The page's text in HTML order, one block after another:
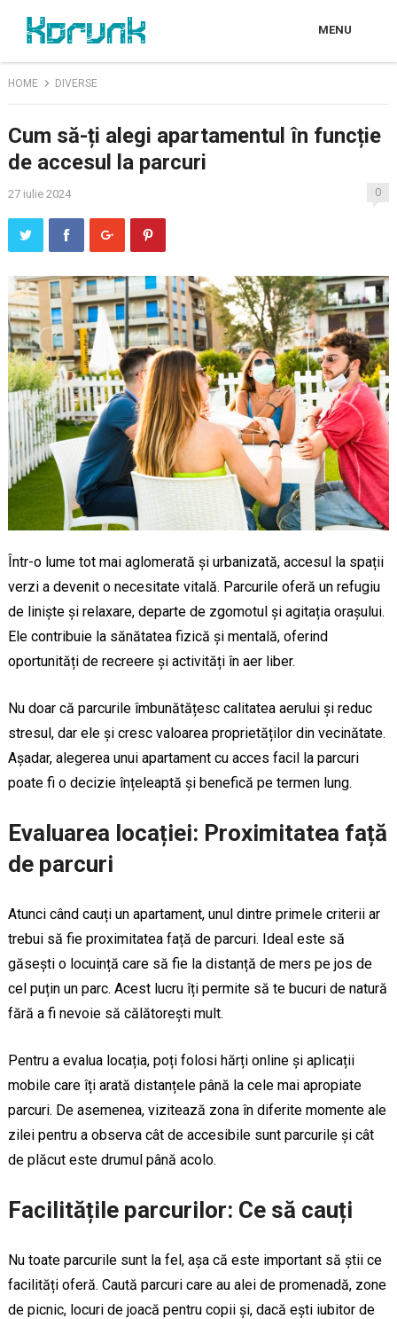
MENU
HOME DIVERSE
Cum să-ți alegi apartamentul în funcție
de accesul la parcuri
27 iulie 2024 0
Într-o lume tot mai aglomerată și urbanizată, accesul la spații
verzi a devenit o necesitate vitală. Parcurile oferă un refugiu
de liniște și relaxare, departe de zgomotul și agitația orașului.
Ele contribuie la sănătatea fizică și mentală, oferind
oportunități de recreere și activități în aer liber.
Nu doar că parcurile îmbunătățesc calitatea aerului și reduc
stresul, dar ele și cresc valoarea proprietăților din vecinătate.
Așadar, alegerea unui apartament cu acces facil la parcuri
poate fi o decizie înțeleaptă și benefică pe termen lung.
Evaluarea locației: Proximitatea față
de parcuri
Atunci când cauți un apartament, unul dintre primele criterii ar
trebui să fie proximitatea față de parcuri. Ideal este să
găsești o locuință care să fie la distanță de mers pe jos de
cel puțin un parc. Acest lucru îți permite să te bucuri de natură
fără a fi nevoie să călătorești mult.
Pentru a evalua locația, poți folosi hărți online și aplicații
mobile care îți arată distanțele până la cele mai apropiate
parcuri. De asemenea, vizitează zona în diferite momente ale
zilei pentru a observa cât de accesibile sunt parcurile și cât
de plăcut este drumul până acolo.
Facilitățile parcurilor: Ce să cauți
Nu toate parcurile sunt la fel, așa că este important să știi ce
facilități oferă. Caută parcuri care au alei de promenadă, zone
de picnic, locuri de joacă pentru copii și, dacă ești iubitor de